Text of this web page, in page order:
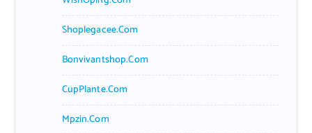
Shoplegacee.com
Bonvivantshop.com
CupPlante.com
Mpzin.com